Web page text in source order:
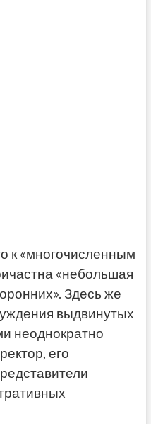
к «многочисленным
«небольшая
Здесь же
выдвинутых
неоднократно
его